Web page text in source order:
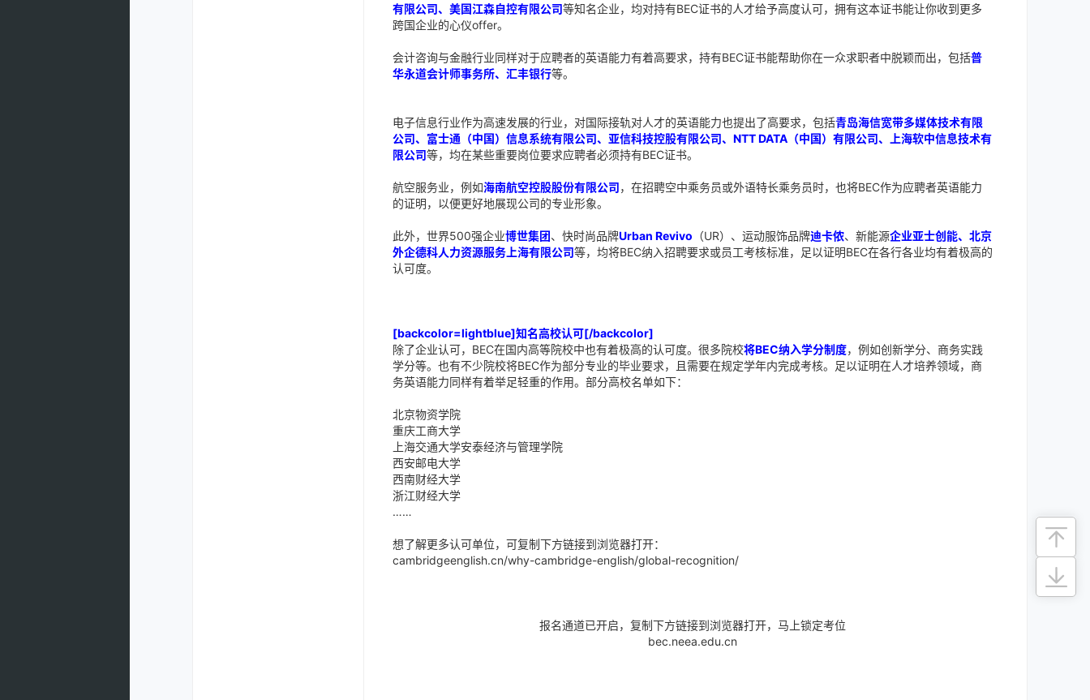
有限公司、美国江森自控有限公司等知名企业，均对持有BEC证书的人才给予高度认可，拥有这本证书能让你收到更多
跨国企业的心仪offer。
会计咨询与金融行业同样对于应聘者的英语能力有着高要求，持有BEC证书能帮助你在一众求职者中脱颖而出，包括普
华永道会计师事务所、汇丰银行等。
电子信息行业作为高速发展的行业，对国际接轨对人才的英语能力也提出了高要求，包括青岛海信宽带多媒体技术有限
公司、富士通（中国）信息系统有限公司、亚信科技控股有限公司、NTT DATA（中国）有限公司、上海软中信息技术有
限公司等，均在某些重要岗位要求应聘者必须持有BEC证书。
航空服务业，例如海南航空控股股份有限公司，在招聘空中乘务员或外语特长乘务员时，也将BEC作为应聘者英语能力
的证明，以便更好地展现公司的专业形象。
此外，世界500强企业博世集团、快时尚品牌Urban Revivo （UR）、运动服饰品牌迪卡侬、新能源企业亚士创能、北京
外企德科人力资源服务上海有限公司等，均将BEC纳入招聘要求或员工考核标准，足以证明BEC在各行各业均有着极高的
认可度。
[backcolor=lightblue]知名高校认可[/backcolor]
除了企业认可，BEC在国内高等院校中也有着极高的认可度。很多院校将BEC纳入学分制度，例如创新学分、商务实践
学分等。也有不少院校将BEC作为部分专业的毕业要求，且需要在规定学年内完成考核。足以证明在人才培养领域，商
务英语能力同样有着举足轻重的作用。部分高校名单如下：
北京物资学院
重庆工商大学
上海交通大学安泰经济与管理学院
西安邮电大学
西南财经大学
浙江财经大学
……
想了解更多认可单位，可复制下方链接到浏览器打开：
cambridgeenglish.cn/why-cambridge-english/global-recognition/
报名通道已开启，复制下方链接到浏览器打开，马上锁定考位
bec.neea.edu.cn